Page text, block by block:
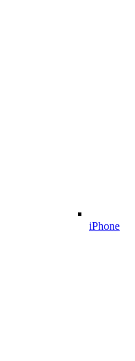
iPhone